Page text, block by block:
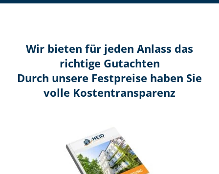
Wir bieten für jeden Anlass das
richtige Gutachten
Durch unsere Festpreise haben Sie
volle Kosten­transparenz